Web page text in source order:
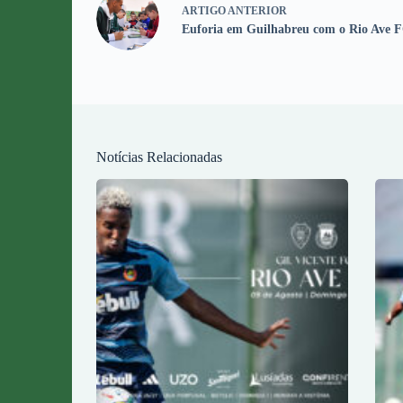
ARTIGO ANTERIOR
Euforia em Guilhabreu com o Rio Ave
Notícias Relacionadas